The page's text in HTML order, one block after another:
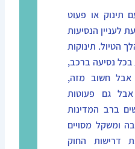
תינוק או פעוט
לעניין הנסיעות
הטיול. תינוקות
בכל נסיעה ברכב,
אבל חשוב מזה,
גם פעוטות
ברב המדינות
ומשקל מסויים
דרישות החוק